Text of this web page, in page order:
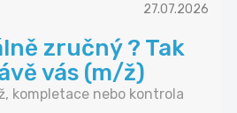
27.07.2026
zručný ? Tak
vás (m/ž)
kompletace nebo kontrola